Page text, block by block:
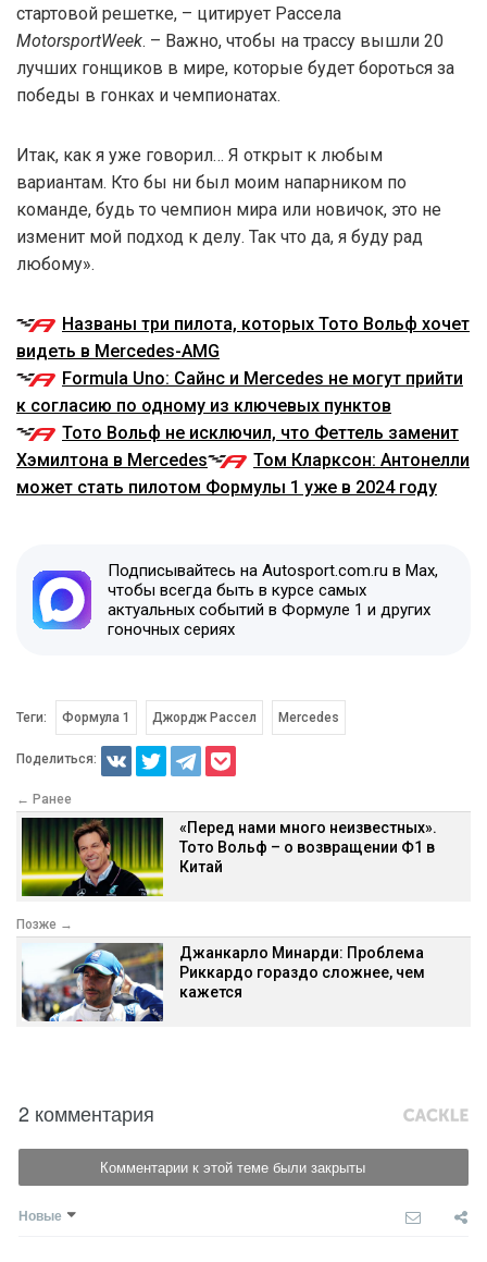
стартовой решетке, – цитирует Рассела
MotorsportWeek. – Важно, чтобы на трассу вышли 20
лучших гонщиков в мире, которые будет бороться за
победы в гонках и чемпионатах.
Итак, как я уже говорил… Я открыт к любым
вариантам. Кто бы ни был моим напарником по
команде, будь то чемпион мира или новичок, это не
изменит мой подход к делу. Так что да, я буду рад
любому».
Названы три пилота, которых Тото Вольф хочет
видеть в Mercedes-AMG
Formula Uno: Сайнс и Mercedes не могут прийти
к согласию по одному из ключевых пунктов
Тото Вольф не исключил, что Феттель заменит
Хэмилтона в Mercedes
Том Кларксон: Антонелли
может стать пилотом Формулы 1 уже в 2024 году
Подписывайтесь на Autosport.com.ru в Max,
чтобы всегда быть в курсе самых
актуальных событий в Формуле 1 и других
гоночных сериях
Теги: Формула 1 Джордж Рассел Mercedes
Поделиться:
← Ранее
«Перед нами много неизвестных».
Тото Вольф – о возвращении Ф1 в
Китай
Позже →
Джанкарло Минарди: Проблема
Риккардо гораздо сложнее, чем
кажется
2 комментария
Комментарии к этой теме были закрыты
Новые